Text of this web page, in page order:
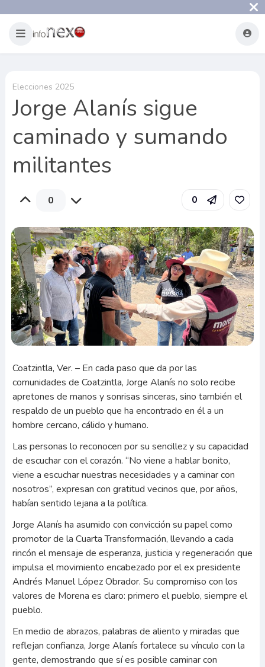
Elecciones 2025
Jorge Alanís sigue
caminado y sumando
militantes
0 0
Coatzintla, Ver. – En cada paso que da por las
comunidades de Coatzintla, Jorge Alanís no solo recibe
apretones de manos y sonrisas sinceras, sino también el
respaldo de un pueblo que ha encontrado en él a un
hombre cercano, cálido y humano.
Las personas lo reconocen por su sencillez y su capacidad
de escuchar con el corazón. “No viene a hablar bonito,
viene a escuchar nuestras necesidades y a caminar con
nosotros”, expresan con gratitud vecinos que, por años,
habían sentido lejana a la política.
Jorge Alanís ha asumido con convicción su papel como
promotor de la Cuarta Transformación, llevando a cada
rincón el mensaje de esperanza, justicia y regeneración que
impulsa el movimiento encabezado por el ex presidente
Andrés Manuel López Obrador. Su compromiso con los
valores de Morena es claro: primero el pueblo, siempre el
pueblo.
En medio de abrazos, palabras de aliento y miradas que
reflejan confianza, Jorge Alanís fortalece su vínculo con la
gente, demostrando que sí es posible caminar con